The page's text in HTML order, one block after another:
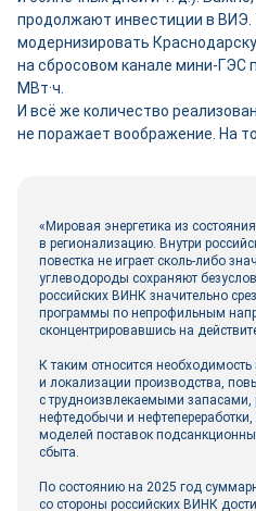
продолжают инвестиции в ВИЭ.
модернизировать
на сбросовом канале мини-­ГЭС
МВт·ч.
И всё же количество
не поражает воображение. На
«Мировая энергетика из
в регионализацию. Внутри
повестка не играет сколь‑либо
углеводороды сохраняют
российских ВИНК значительно
программы по непрофильным
сконцентрировавшись на
К таким относится
и локализации производства,
с трудноизвлекаемыми запасами,
нефтедобычи и
моделей поставок
сбыта.
По состоянию на 2025 год
со стороны российских ВИНК